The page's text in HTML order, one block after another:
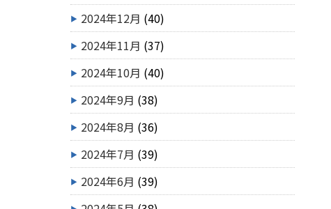
2024年12月 (40)
2024年11月 (37)
2024年10月 (40)
2024年9月 (38)
2024年8月 (36)
2024年7月 (39)
2024年6月 (39)